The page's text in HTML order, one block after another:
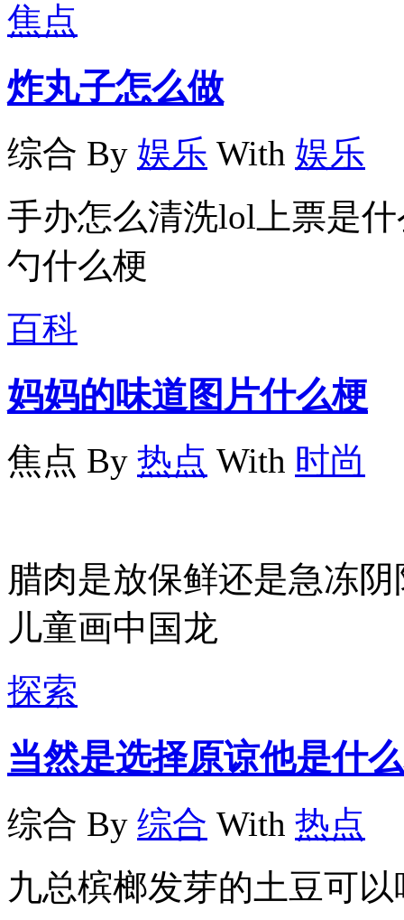
焦点
炸丸子怎么做
综合 By 娱乐 With 娱乐
手办怎么清洗lol上票是
勺什么梗
百科
妈妈的味道图片什么梗
焦点 By 热点 With 时尚
腊肉是放保鲜还是急冻
儿童画中国龙
探索
当然是选择原谅他是什
综合 By 综合 With 热点
九总槟榔发芽的土豆可